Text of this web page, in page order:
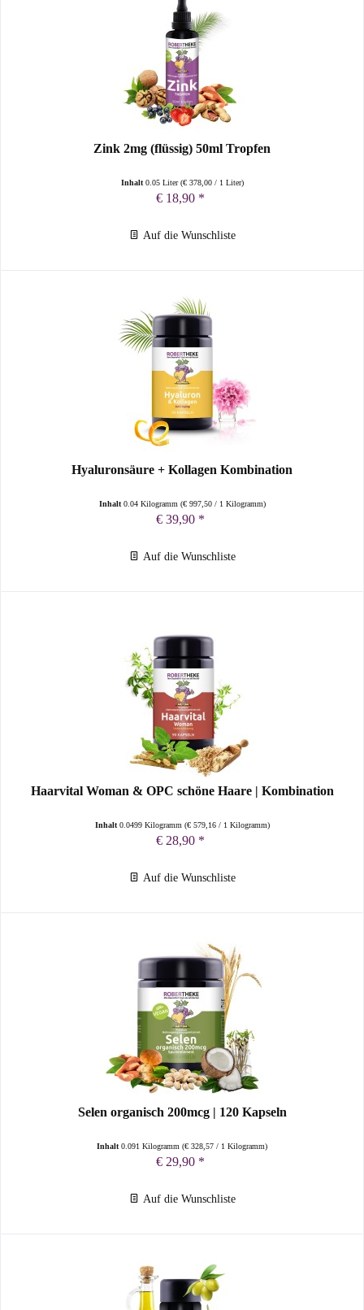
Zink 2mg (flüssig) 50ml Tropfen
Inhalt 0.05 Liter(€ 378,00/ 1 Liter)
€ 18,90 *
Auf die Wunschliste
Hyaluronsäure + Kollagen Kombination
Inhalt 0.04 Kilogramm (€ 997,50/ 1 Kilogramm)
€ 39,90 *
Auf die Wunschliste
Haarvital Woman & OPC schöne Haare | Kombination
Inhalt 0.0499 Kilogramm (€ 579,16/ 1 Kilogramm)
€ 28,90 *
Auf die Wunschliste
Selen organisch 200mcg | 120 Kapseln
Inhalt0.091 Kilogramm(€ 328,57 / 1 Kilogramm)
€ 29,90 *
Auf die Wunschliste